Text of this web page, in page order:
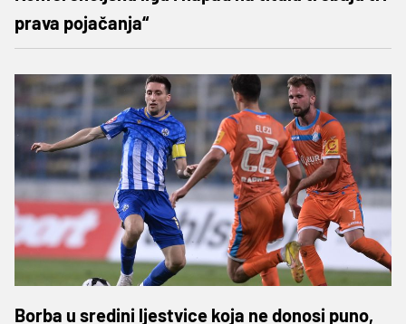
prava pojačanja“
Borba u sredini ljestvice koja ne donosi puno,